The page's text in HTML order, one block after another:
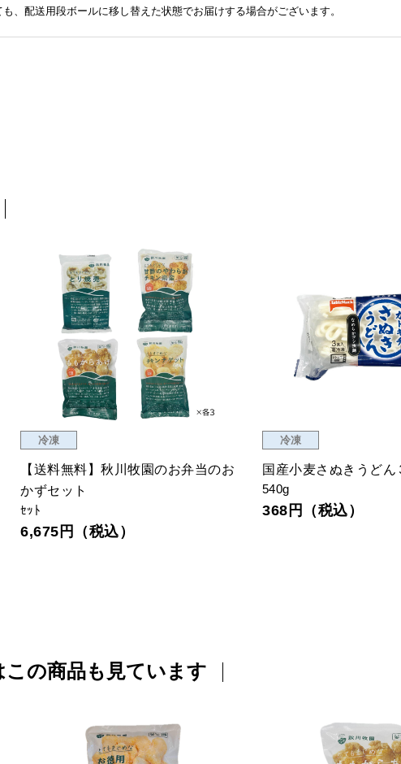
、配送用段ボールに移し替えた状態でお届けする場合がございます。
冷凍
【送料無料】秋川牧園のお弁当のお
かずセット
ｾｯﾄ
6,675円（税込）
冷凍
国産小麦さぬきうどん
540g
368円（税込）
の商品も見ています